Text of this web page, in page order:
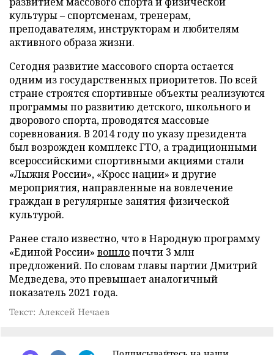
культуры – спортсменам, тренерам,
преподавателям, инструкторам и любителям
активного образа жизни.
Сегодня развитие массового спорта остается
одним из государственных приоритетов. По всей
стране строятся спортивные объекты реализуются
программы по развитию детского, школьного и
дворового спорта, проводятся массовые
соревнования. В 2014 году по указу президента
был возрожден комплекс ГТО, а традиционными
всероссийскими спортивными акциями стали
«Лыжня России», «Кросс нации» и другие
мероприятия, направленные на вовлечение
граждан в регулярные занятия физической
культурой.
Ранее стало известно, что в Народную программу
«Единой России» вошлопочти 3 млн
предложений. По словам главы партии Дмитрий
Медведева, это превышает аналогичный
показатель 2021 года.
Текст: Алексей Нечаев